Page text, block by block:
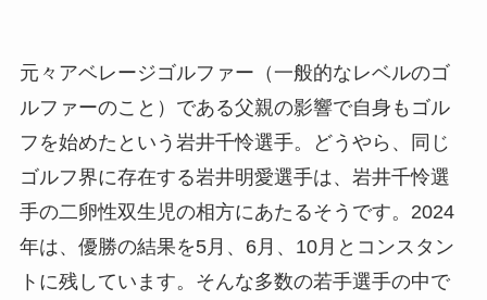
元々アベレージゴルファー（一般的なレベルのゴ
ルファーのこと）である父親の影響で自身もゴル
フを始めたという岩井千怜選手。どうやら、同じ
ゴルフ界に存在する岩井明愛選手は、岩井千怜選
手の二卵性双生児の相方にあたるそうです。2024
年は、優勝の結果を5月、6月、10月とコンスタン
トに残しています。そんな多数の若手選手の中で